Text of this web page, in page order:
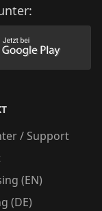
herunter
Lade unsere
/ Support
(EN)
(DE)